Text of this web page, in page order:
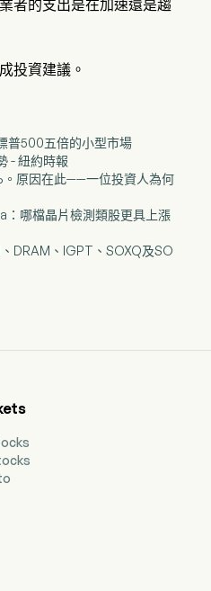
者的支出是在加速還是趨
投資建議。
普500五倍的小型市場
- 紐約時報
原因在此——一位投資人為何
哪檔晶片檢測類股更具上漲
DRAM、IGPT、SOXQ及SO